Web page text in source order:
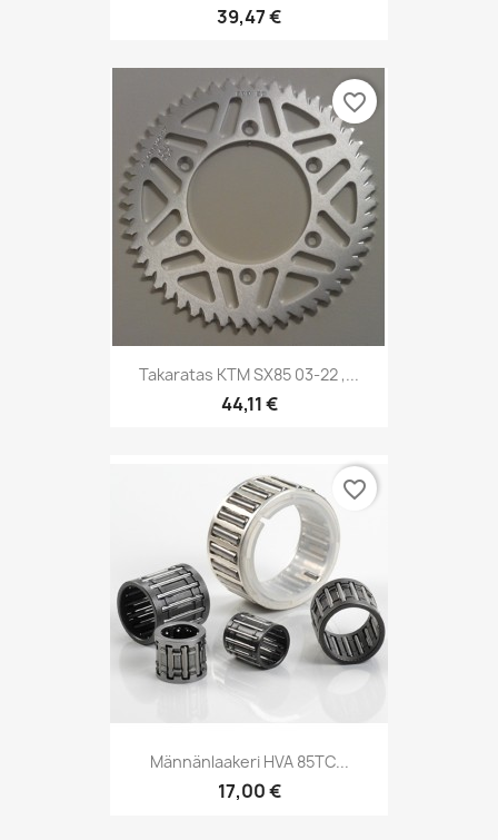
39,47 €
Takaratas KTM SX85 03-22 ,...
44,11 €
favorite_border
Männänlaakeri HVA 85TC...
17,00 €
favorite_border